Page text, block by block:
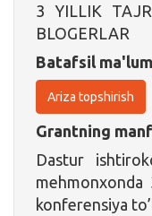
3 YILLIK
BLOGERLAR
Batafsil
Ariza topshirish
Grantning
Dastur
mehmonxonda
konferensiya